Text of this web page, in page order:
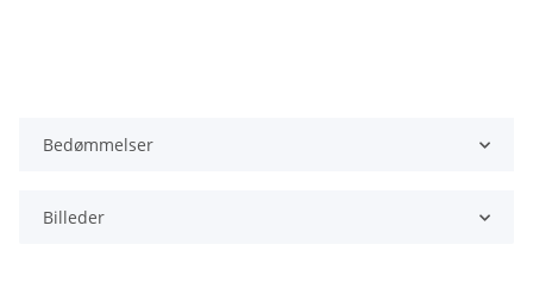
Bedømmelser
Billeder